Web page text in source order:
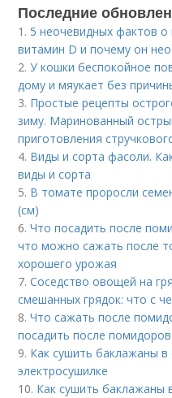
Последние
1. 5 неочевидных фактов
витамин D и почему он
2.У кошки беспокойное
дому и мяукает без
3. Простые рецепты
зиму. Маринованный
приготовления
4. Виды и сорта фасоли.
виды и сорта
5. В томате проросли
(см)
6.Что посадить после
что можно сажать после
хорошего урожая
7.Соседство овощей на
смешанных грядок: что с
8.Что сажать после
посадить после помидоров
9. Как сушить баклажаны в
электросушилке
10. Как сушить баклажаны